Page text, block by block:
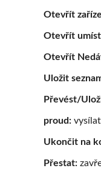
Otevřít
Otevřít
Otevřít
Uložit
Převést/
proud:
Ukončit na
Přestat: